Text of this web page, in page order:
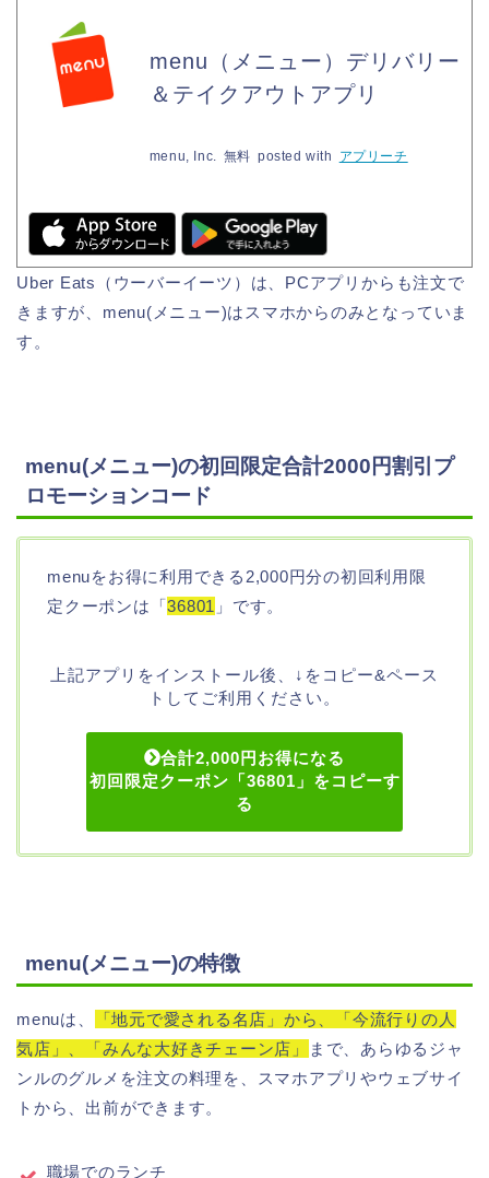
menu（メニュー）デリバリー
＆テイクアウトアプリ
menu, Inc. 無料 posted with アプリーチ
Uber Eats（ウーバーイーツ）は、PCアプリからも注文で
きますが、menu(メニュー)はスマホからのみとなっていま
す。
menu(メニュー)の初回限定合計2000円割引プ
ロモーションコード
menuをお得に利用できる2,000円分の初回利用限
定クーポンは「36801 」です。
上記アプリをインストール後、↓をコピー&ペース
トしてご利用ください。
合計2,000円お得になる
初回限定クーポン「36801」をコピーす
る
menu(メニュー)の特徴
menuは、
「地元で愛される名店」から、「今流行りの人
気店」、「みんな大好きチェーン店」
まで、あらゆるジャ
ンルのグルメを注文の料理を、スマホアプリやウェブサイ
トから、出前ができます。
職場でのランチ